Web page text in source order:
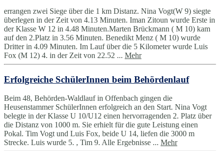
errangen zwei Siege über die 1 km Distanz. Nina Vogt(W 9) siegte
überlegen in der Zeit von 4.13 Minuten. Iman Zitoun wurde Erste in
der Klasse W 12 in 4.48 Minuten.Marten Brückmann ( M 10) kam
auf den 2.Platz in 3.56 Minuten. Benedikt Menz ( M 10) wurde
Dritter in 4.09 Minuten. Im Lauf über die 5 Kilometer wurde Luis
Fox (M 12) 4. in der Zeit von 22.52 ... Mehr
Erfolgreiche SchülerInnen beim Behördenlauf
Beim 48, Behörden-Waldlauf in Offenbach gingen die
Heusenstammer SchülerInnen erfolgreich an den Start. Nina Vogt
belegte in der Klasse U 10/U12 einen hervorragenden 2. Platz über
die Distanz von 1000 m. Sie erhielt für die gute Leistung einen
Pokal. Tim Vogt und Luis Fox, beide U 14, liefen die 3000 m
Strecke. Luis wurde 5. , Tim 9. Alle Ergebnisse ... Mehr